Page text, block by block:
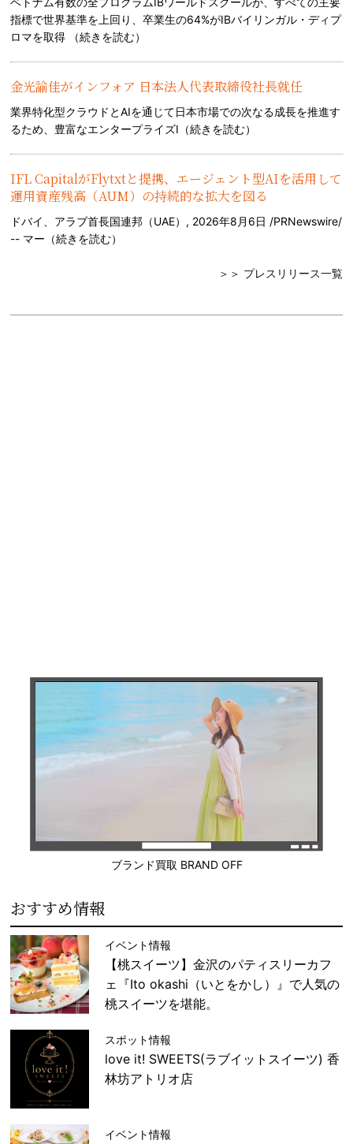
指標で世界基準を上回り、卒業生の64%がIBバイリンガル・ディプ
ロマを取得 （続きを読む）
金光諭佳がインフォア 日本法人代表取締役社長就任
業界特化型クラウドとAIを通じて日本市場での次なる成長を推進す
るため、豊富なエンタープライズI（続きを読む）
IFL CapitalがFlytxtと提携、エージェント型AIを活用して
運用資産残高（AUM）の持続的な拡大を図る
ドバイ、アラブ首長国連邦（UAE）, 2026年8月6日 /PRNewswire/
-- マー（続きを読む）
＞＞ プレスリリース一覧
ブランド買取 BRAND OFF
おすすめ情報
イベント情報
【桃スイーツ】金沢のパティスリーカフ
ェ『Ito okashi（いとをかし）』で人気の
桃スイーツを堪能。
スポット情報
love it! SWEETS(ラブイットスイーツ) 香
林坊アトリオ店
イベント情報